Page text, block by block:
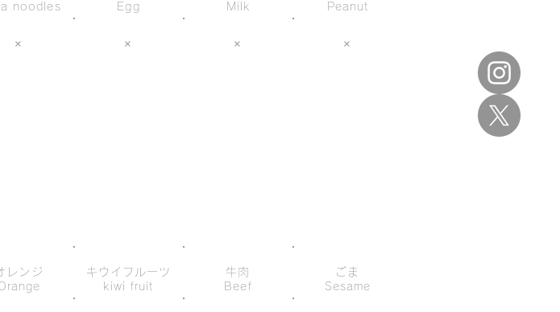
noodles
×
Egg
×
Milk
×
Peanut
×
レンジ
kiwi fruit
キウイフルーツ
Beef
牛肉
Sesame
ごま